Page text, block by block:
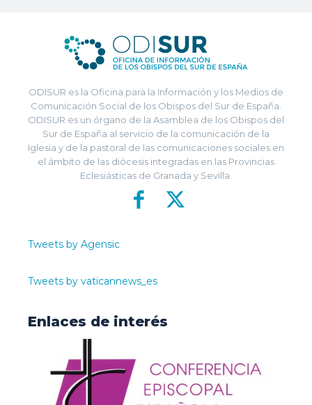
ODISUR es la Oficina para la Información y los Medios de
Comunicación Social de los Obispos del Sur de España.
ODISUR es un órgano de la Asamblea de los Obispos del
Sur de España al servicio de la comunicación de la
Iglesia y de la pastoral de las comunicaciones sociales en
el ámbito de las diócesis integradas en las Provincias
Eclesiásticas de Granada y Sevilla.
Tweets by Agensic
Tweets by vaticannews_es
Enlaces de interés